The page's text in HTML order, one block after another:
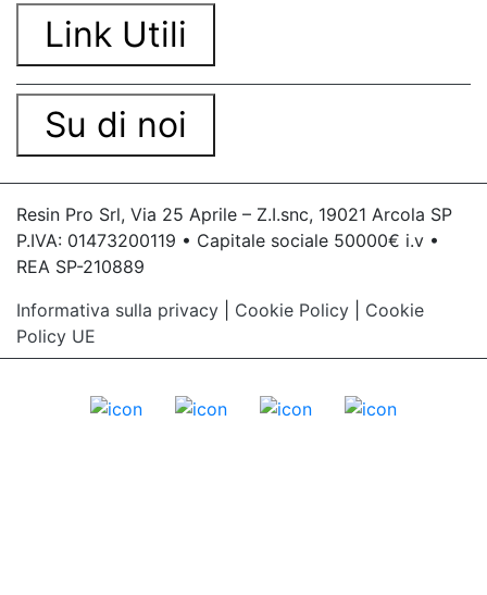
Link Utili
Su di noi
Resin Pro Srl, Via 25 Aprile – Z.I.snc, 19021 Arcola SP
P.IVA: 01473200119 • Capitale sociale 50000€ i.v •
REA SP-210889
Informativa sulla privacy
Cookie Policy
Cookie
Policy UE